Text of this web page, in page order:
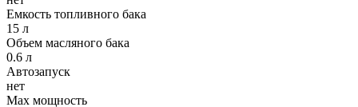
Емкость топливного бака
15 л
Объем масляного бака
0.6 л
Автозапуск
нет
Max мощность